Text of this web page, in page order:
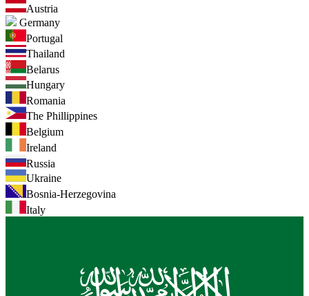
Austria
Germany
Portugal
Thailand
Belarus
Hungary
Romania
The Phillippines
Belgium
Ireland
Russia
Ukraine
Bosnia-Herzegovina
Italy